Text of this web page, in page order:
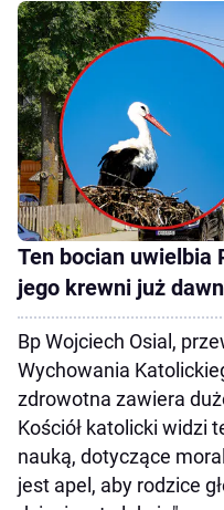
Ten bocian uwielbia
jego krewni już
Bp Wojciech Osial,
Wychowania
zdrowotna zawiera
Kościół katolicki widzi
nauką, dotyczące
jest apel, aby rodzice